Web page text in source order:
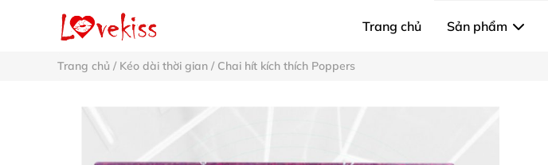
Trang chủ Sản phẩm
Trang chủ / Kéo dài thời gian / Chai hít kích thích Poppers